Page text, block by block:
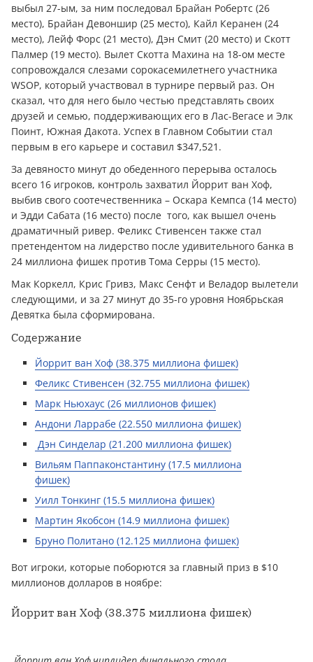
выбыл 27-ым, за ним последовал Брайан Робертс (26
место), Брайан Девоншир (25 место), Кайл Керанен (24
место), Лейф Форс (21 место), Дэн Смит (20 место) и Скотт
Палмер (19 место). Вылет Скотта Махина на 18-ом месте
сопровождался слезами сорокасемилетнего участника
WSOP, который участвовал в турнире первый раз. Он
сказал, что для него было честью представлять своих
друзей и семью, поддерживающих его в Лас-Вегасе и Элк
Поинт, Южная Дакота. Успех в Главном Событии стал
первым в его карьере и составил $347,521.
За девяносто минут до обеденного перерыва осталось
всего 16 игроков, контроль захватил Йоррит ван Хоф,
выбив свого соотечественника – Оскара Кемпса (14 место)
и Эдди Сабата (16 место) после того, как вышел очень
драматичный ривер. Феликс Стивенсен также стал
претендентом на лидерство после удивительного банка в
24 миллиона фишек против Тома Серры (15 место).
Мак Коркелл, Крис Гривз, Макс Сенфт и Веладор вылетели
следующими, и за 27 минут до 35-го уровня Ноябрьская
Девятка была сформирована.
Содержание
Йоррит ван Хоф (38.375 миллиона фишек)
Феликс Стивенсен (32.755 миллиона фишек)
Марк Ньюхаус (26 миллионов фишек)
Андони Ларрабе (22.550 миллиона фишек)
Дэн Синделар (21.200 миллиона фишек)
Вильям Паппаконстантину (17.5 миллиона
фишек)
Уилл Тонкинг (15.5 миллиона фишек)
Мартин Якобсон (14.9 миллиона фишек)
Бруно Политано (12.125 миллиона фишек)
Вот игроки, которые поборются за главный приз в $10
миллионов долларов в ноябре:
Йоррит ван Хоф (38.375 миллиона фишек)